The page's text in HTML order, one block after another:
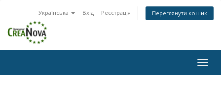
Українська Вхід Реєстрація Переглянути кошик